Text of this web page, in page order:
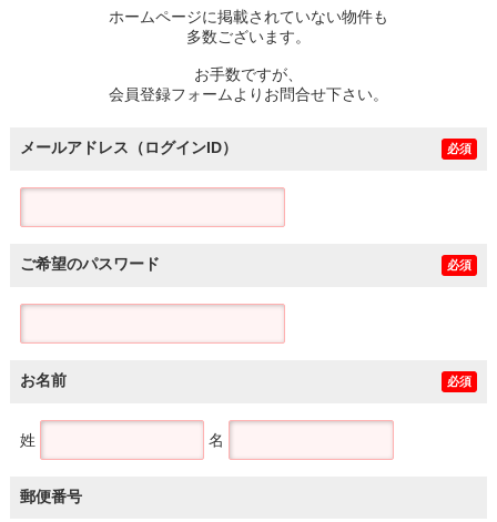
住宅ローン控除シミュレータホームページに掲載されていない物件も
多数ございます。
お手数ですが、
会員登録フォームよりお問合せ下さい。
メールアドレス（ログインID） 必須
ご希望のパスワード 必須
お名前 必須
姓 名
郵便番号